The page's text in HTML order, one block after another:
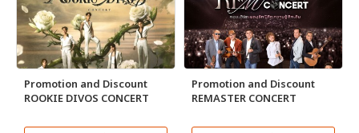
Promotion and Discount
ROOKIE DIVOS CONCERT
Promotion and Discount
REMASTER CONCERT